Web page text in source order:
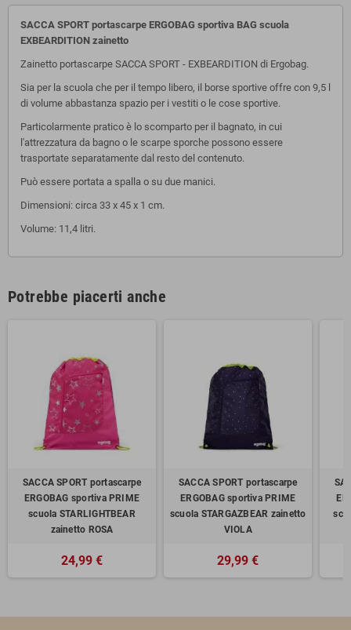
SACCA SPORT portascarpe ERGOBAG sportiva BAG scuola
EXBEARDITION zainetto
Zainetto portascarpe SACCA SPORT - EXBEARDITION di Ergobag.
Sia per la scuola che per il tempo libero, il borse sportive offre con 9,5 l
di volume abbastanza spazio per i vestiti o le cose sportive.
Particolarmente pratico è lo scomparto per il bagnato, in cui
l'attrezzatura da bagno o le scarpe sporche possono essere
trasportate separatamente dal resto del contenuto.
Può essere portata a spalla o su due manici.
Dimensioni: circa 33 x 45 x 1 cm.
Volume: 11,4 litri.
Potrebbe piacerti anche
SACCA SPORT portascarpe
ERGOBAG sportiva PRIME
scuola STARLIGHTBEAR
zainetto ROSA
24,99 €
SACCA SPORT portascarpe
ERGOBAG sportiva PRIME
scuola STARGAZBEAR zainetto
VIOLA
29,99 €